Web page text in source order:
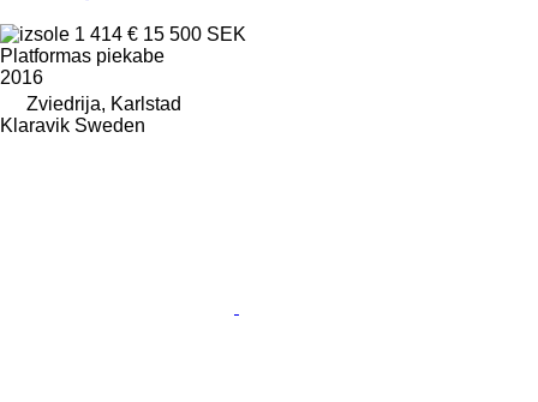
1 414 € 15 500 SEK
Platformas piekabe
2016
Zviedrija, Karlstad
Klaravik Sweden